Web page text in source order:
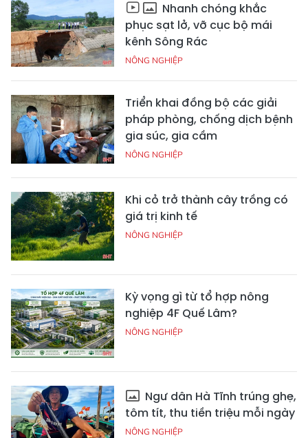
Nhanh chóng khắc
phục sạt lở, vỡ cục bộ mái
kênh Sông Rác
NÔNG NGHIỆP
Triển khai đồng bộ các giải
pháp phòng, chống dịch bệnh
gia súc, gia cầm
NÔNG NGHIỆP
Khi cỏ trở thành cây trồng có
giá trị kinh tế
NÔNG NGHIỆP
Kỳ vọng gì từ tổ hợp nông
nghiệp 4F Quế Lâm?
NÔNG NGHIỆP
Ngư dân Hà Tĩnh trúng ghẹ,
tôm tít, thu tiền triệu mỗi ngày
NÔNG NGHIỆP